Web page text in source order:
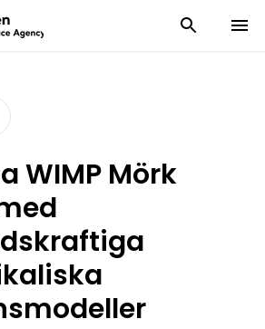
Visa och dölj
Visa
WIMP Mörk